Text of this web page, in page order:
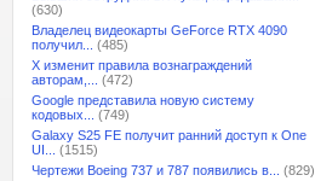
(630)
Владелец видеокарты GeForce RTX 4090
получил...
(485)
X изменит правила вознаграждений
авторам,...
(472)
Google представила новую систему
кодовых...
(749)
Galaxy S25 FE получит ранний доступ к One
UI...
(1515)
Чертежи Boeing 737 и 787 появились в...
(829)